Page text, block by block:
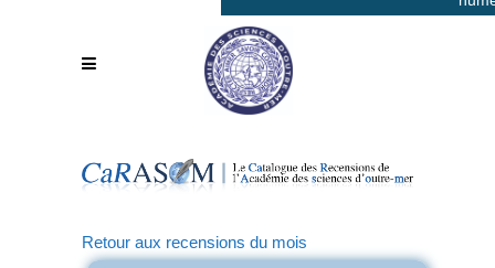
Retour aux recensions du mois